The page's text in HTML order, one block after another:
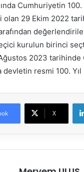
Cumhuriyetin 100.
olan 29 Ekim 2022
kurulun birinci
2023 tarihinde
resmi 100.
X